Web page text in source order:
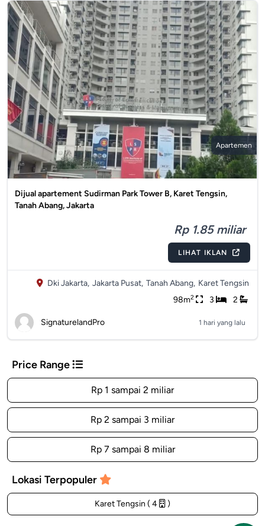
Apartemen
Dijual apartement Sudirman Park Tower B, Karet Tengsin,
Tanah Abang, Jakarta
Rp 1.85 miliar
LIHAT IKLAN
Dki Jakarta, Jakarta Pusat, Tanah Abang, Karet Tengsin
98m2 3 2
SignaturelandPro 1 hari yang lalu
Price Range
Rp 1 sampai 2 miliar
Rp 2 sampai 3 miliar
Rp 7 sampai 8 miliar
Lokasi Terpopuler
Karet Tengsin ( 4 )